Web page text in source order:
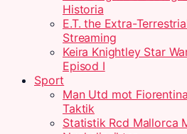
Historia
E.T. the Extra-
Streaming
Keira Knightley Star
Episod I
Sport
Man Utd mot
Taktik
Statistik Rcd Mallorca